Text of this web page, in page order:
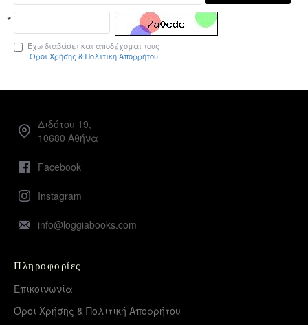
Έχω διαβάσει και αποδέχομαι τους
Όροι Χρήσης & Πολιτική Απορρήτου
Διδότου 19,
10680 Αθήνα
Facebook
Instagram
info@loggiabooks.com
Πληροφορίες
Επικοινωνία
Όροι Χρήσης & Πολιτική Απορρήτου